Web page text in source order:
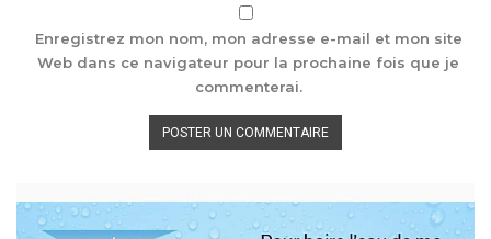
Enregistrez mon nom, mon adresse e-mail et mon site
Web dans ce navigateur pour la prochaine fois que je
commenterai.